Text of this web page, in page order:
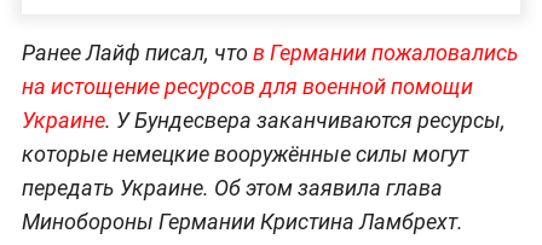
Ранее Лайф писал, чтов Германии пожаловались
на истощение ресурсов для военной помощи
Украине. У Бундесвера заканчиваются ресурсы,
которые немецкие вооружённые силы могут
передать Украине. Об этом заявила глава
Минобороны Германии Кристина Ламбрехт.